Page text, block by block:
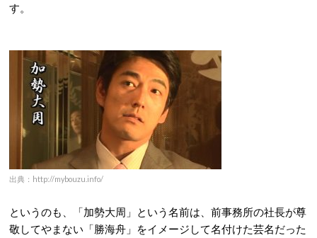
す。
出典：http://mybouzu.info/
というのも、「加勢大周」という名前は、前事務所の社長が尊
敬してやまない「勝海舟」をイメージして名付けた芸名だった